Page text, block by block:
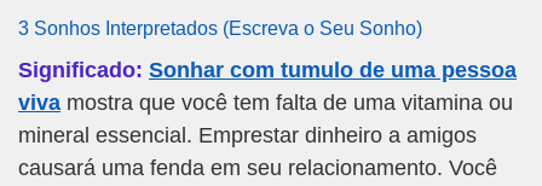
3 Sonhos Interpretados (Escreva o Seu Sonho)
Significado: Sonhar com tumulo de uma pessoa
viva mostra que você tem falta de uma vitamina ou
mineral essencial. Emprestar dinheiro a amigos
causará uma fenda em seu relacionamento. Você